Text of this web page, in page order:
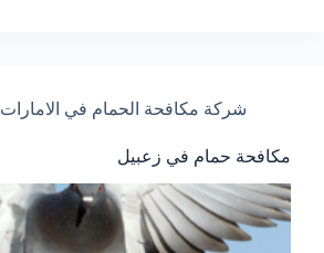
شركة مكافحة الحمام في الامارات
مكافحة حمام في زعبيل